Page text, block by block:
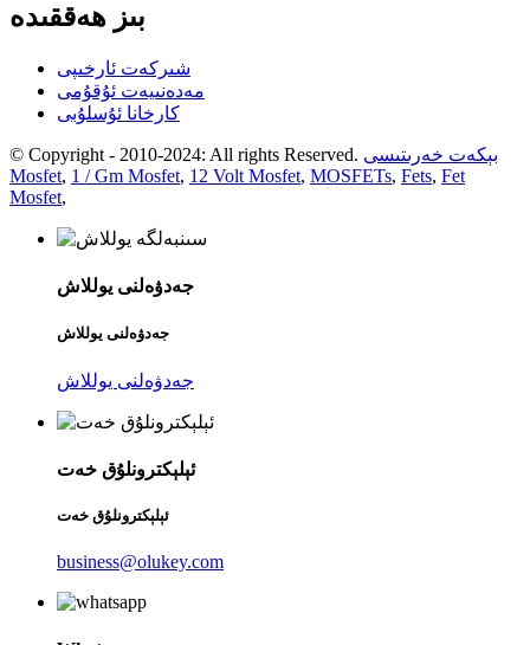
بىز ھەققىدە
شىركەت ئارخىپى
مەدەنىيەت ئۇقۇمى
كارخانا ئۇسلۇبى
© Copyright - 2010-2024: All rights Reserved. بېكەت خەرىتىسى
Mosfet, 1 / Gm Mosfet, 12 Volt Mosfet, MOSFETs, Fets, Fet
Mosfet,
جەدۋەلنى يوللاش
جەدۋەلنى يوللاش
جەدۋەلنى يوللاش
ئېلېكترونلۇق خەت
ئېلېكترونلۇق خەت
business@olukey.com